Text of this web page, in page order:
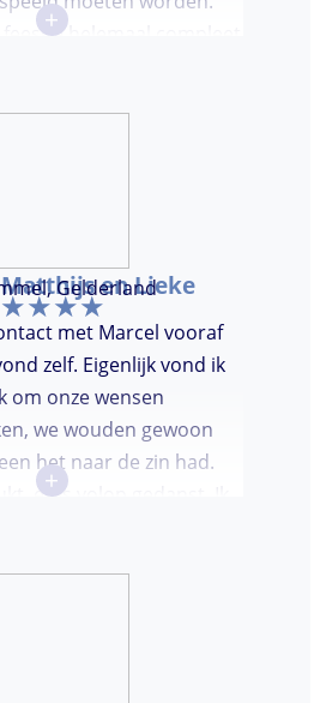
helemaal compleet
+
en Lieke
Gelderland
met Marcel vooraf
zelf. Eigenlijk vond ik
om onze wensen
we wouden gewoon
het naar de zin had.
er is volop gedanst. Ik
zou DJ huren zeker
+